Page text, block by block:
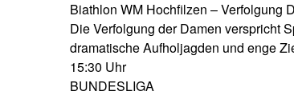
Biathlon WM Hochfilzen – Verfolgung
Die Verfolgung der Damen verspricht
dramatische Aufholjagden und enge
15:30 Uhr
BUNDESLIGA